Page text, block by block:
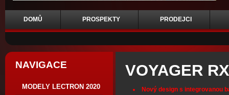
DOMŮ PROSPEKTY PRODEJCI
NAVIGACE
MODELY LECTRON 2020
VOYAGER RX
Nový design s integrovanou